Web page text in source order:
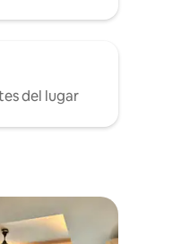
del lugar